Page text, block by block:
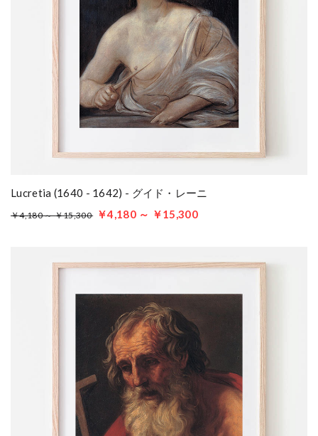
Lucretia (1640 - 1642) - グイド・レーニ
￥4,180 ～ ￥15,300 ￥4,180 ～ ￥15,300